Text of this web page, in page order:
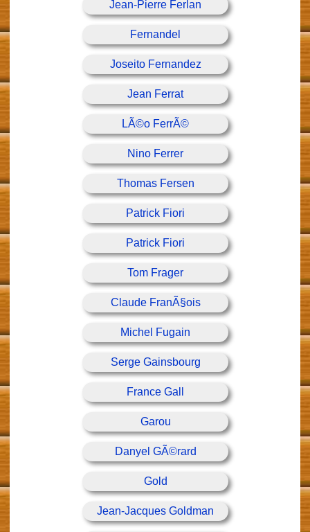
Jean-Pierre Ferlan
Fernandel
Joseito Fernandez
Jean Ferrat
LÃ©o FerrÃ©
Nino Ferrer
Thomas Fersen
Patrick Fiori
Patrick Fiori
Tom Frager
Claude FranÃ§ois
Michel Fugain
Serge Gainsbourg
France Gall
Garou
Danyel GÃ©rard
Gold
Jean-Jacques Goldman